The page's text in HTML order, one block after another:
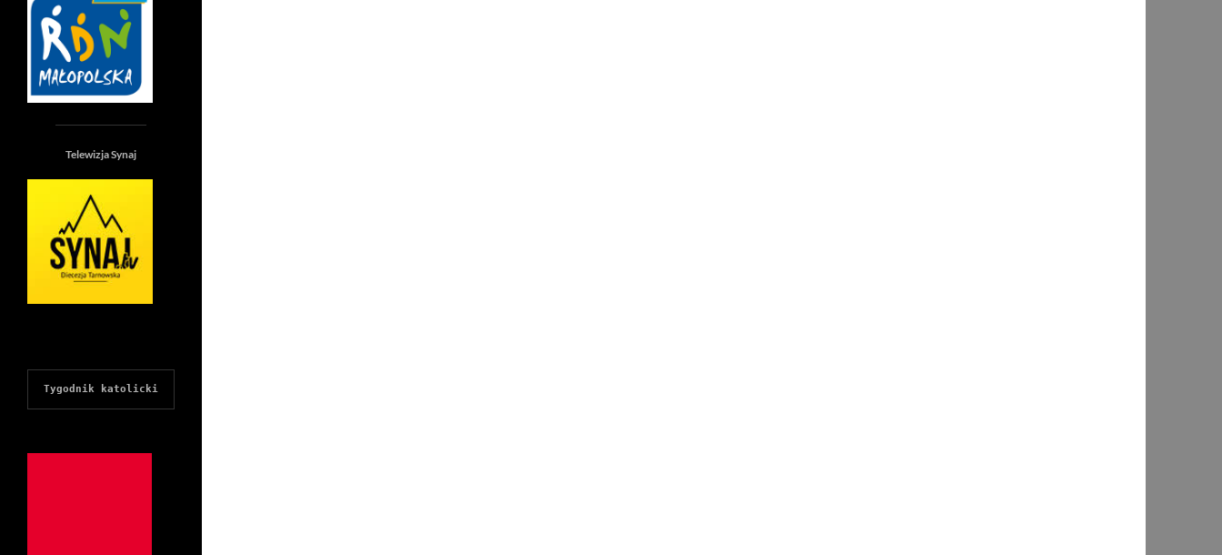
Telewizja Synaj
Tygodnik katolicki